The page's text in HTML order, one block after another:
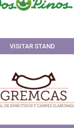
VISITAR STAND